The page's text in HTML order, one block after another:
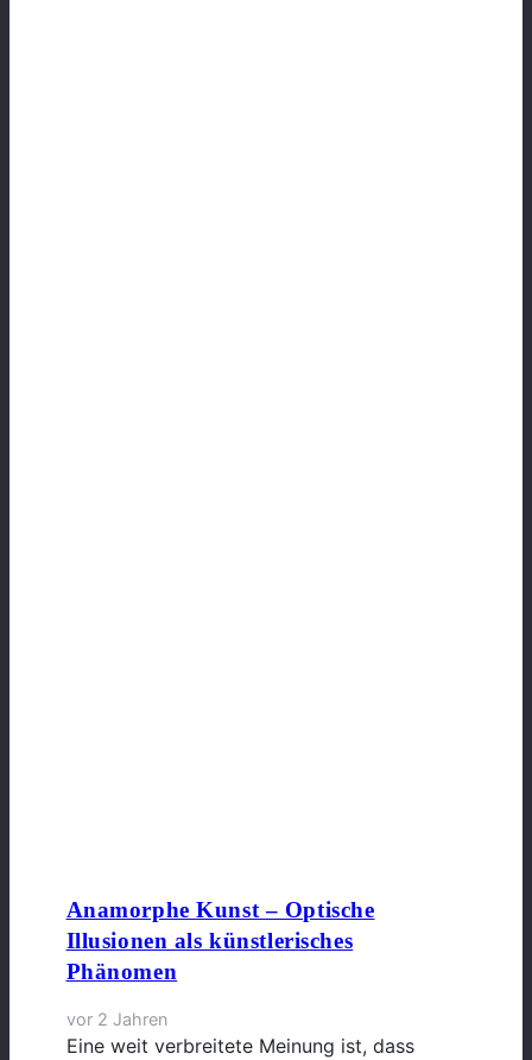
Anamorphe Kunst – Optische
Illusionen als künstlerisches
Phänomen
vor 2 Jahren
Eine weit verbreitete Meinung ist, dass